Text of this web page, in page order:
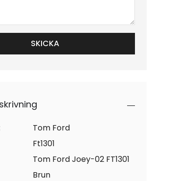
Tom Ford
Ft1301
Tom Ford Joey-02 FT1301
Brun